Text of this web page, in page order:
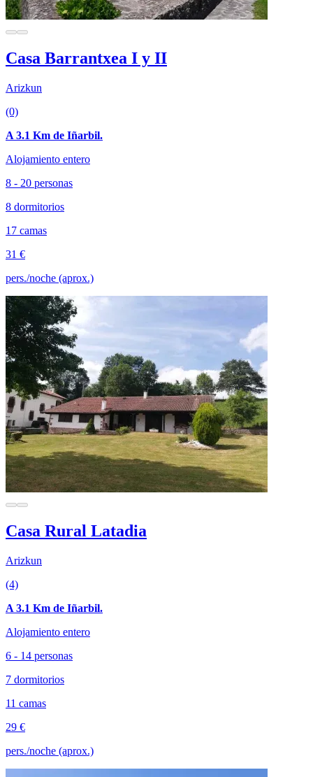
Casa Barrantxea I y II
Arizkun
(0)
A 3.1 Km de Iñarbil.
Alojamiento entero
8 - 20 personas
8 dormitorios
17 camas
31 €
pers./noche (aprox.)
Casa Rural Latadia
Arizkun
(4)
A 3.1 Km de Iñarbil.
Alojamiento entero
6 - 14 personas
7 dormitorios
11 camas
29 €
pers./noche (aprox.)